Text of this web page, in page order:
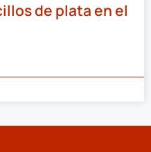
de plata en el